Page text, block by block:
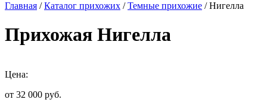
Главная /Каталог прихожих /Темные прихожие / Нигелла
Прихожая Нигелла
Цена:
от 32 000 руб.